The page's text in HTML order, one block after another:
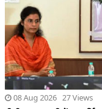
पीडीएस प्रणाली में
दुर्ग और बिलासपुर में तीन